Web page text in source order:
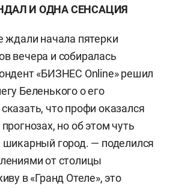
И ОДНА СЕНСАЦИЯ
ждали начала пятерки
вечера и собиралась
«БИЗНЕС Online» решил
Беленького о его
что профи оказался
но об этом чуть
город. — поделился
от столицы
в «Гранд Отеле», это